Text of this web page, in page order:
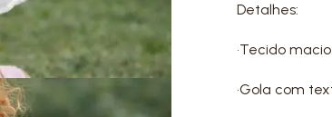
Detalhes:
•Tecido
•Gola com